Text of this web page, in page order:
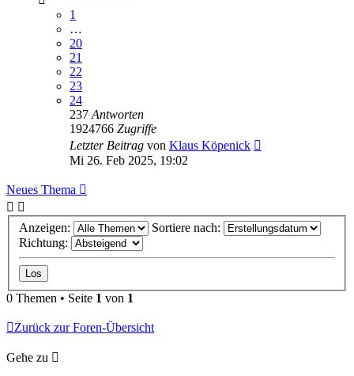
1
…
20
21
22
23
24
237 Antworten
1924766 Zugriffe
Letzter Beitrag von Klaus Köpenick
Mi 26. Feb 2025, 19:02
Neues Thema
Anzeigen:
Sortiere nach:
Richtung:
0 Themen • Seite 1 von 1
Zurück zur Foren-Übersicht
Gehe zu